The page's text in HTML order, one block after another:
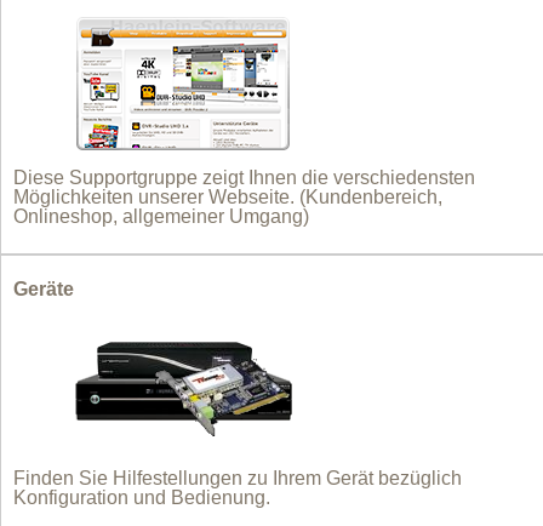
Diese Supportgruppe zeigt Ihnen die verschiedensten
Möglichkeiten unserer Webseite. (Kundenbereich,
Onlineshop, allgemeiner Umgang)
Geräte
Finden Sie Hilfestellungen zu Ihrem Gerät bezüglich
Konfiguration und Bedienung.